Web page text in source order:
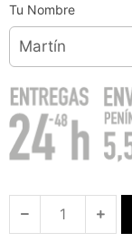
Tu Nombre